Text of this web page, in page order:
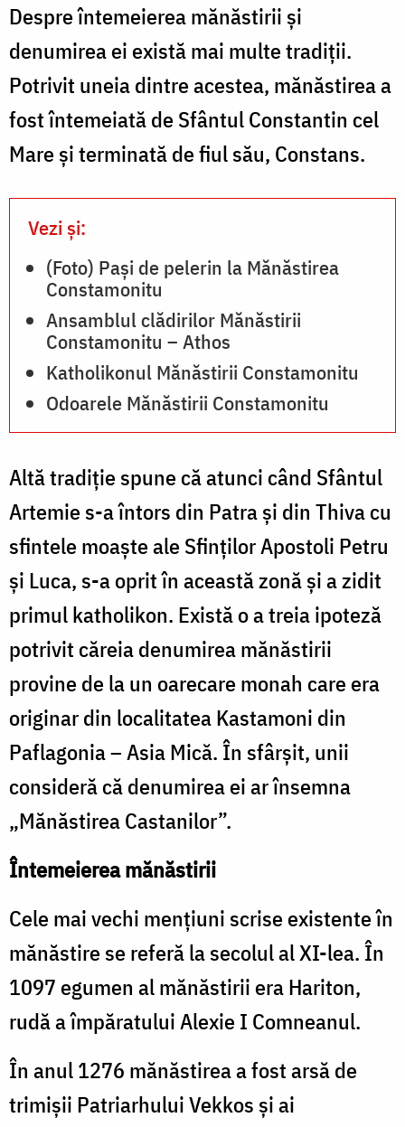
Despre întemeierea mănăstirii şi
denumirea ei există mai multe tradiții.
Potrivit uneia dintre acestea, mănăstirea a
fost întemeiată de Sfântul Constantin cel
Mare şi terminată de fiul său, Constans.
Vezi și:
(Foto) Pași de pelerin la Mănăstirea
Constamonitu
Ansamblul clădirilor Mănăstirii
Constamonitu – Athos
Katholikonul Mănăstirii Constamonitu
Odoarele Mănăstirii Constamonitu
Altă tradiţie spune că atunci când Sfântul
Artemie s-a întors din Patra şi din Thiva cu
sfintele moaşte ale Sfinţilor Apostoli Petru
şi Luca, s-a oprit în această zonă şi a zidit
primul katholikon. Există o a treia ipoteză
potrivit căreia denumirea mănăstirii
provine de la un oarecare monah care era
originar din localitatea Kastamoni din
Paflagonia – Asia Mică. În sfârşit, unii
consideră că denumirea ei ar însemna
„Mănăstirea Castanilor”.
Întemeierea mănăstirii
Cele mai vechi menţiuni scrise existente în
mănăstire se referă la secolul al XI-lea. În
1097 egumen al mănăstirii era Hariton,
rudă a împăratului Alexie I Comneanul.
În anul 1276 mănăstirea a fost arsă de
trimișii Patriarhului Vekkos şi ai